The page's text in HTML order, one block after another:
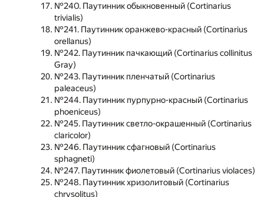
№240. Паутинник обыкновенный (Cortinarius
trivialis)
№241. Паутинник оранжево-красный (Cortinarius
orellanus)
№242. Паутинник пачкающий (Cortinarius collinitus
Gray)
№243. Паутинник пленчатый (Cortinarius
paleaceus)
№244. Паутинник пурпурно-красный (Cortinarius
phoeniceus)
№245. Паутинник светло-окрашенный (Cortinarius
claricolor)
№246. Паутинник сфагновый (Cortinarius
sphagneti)
№247. Паутинник фиолетовый (Cortinarius violaces)
№248. Паутинник хризолитовый (Cortinarius
chrysolitus)